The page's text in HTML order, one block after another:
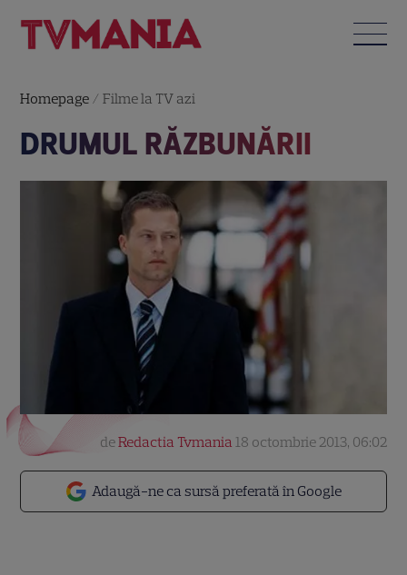
Homepage /Filme la TV azi
DRUMUL RĂZBUNĂRII
Adaugă-ne ca sursă preferată în Google
deRedactia Tvmania 18 octombrie 2013, 06:02